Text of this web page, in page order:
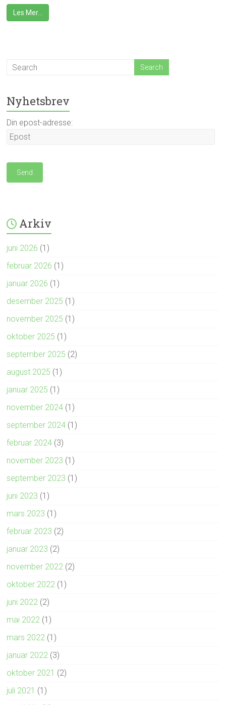
Les Mer…
Nyhetsbrev
Din epost-adresse:
Arkiv
juni 2026 (1)
februar 2026 (1)
januar 2026 (1)
desember 2025 (1)
november 2025 (1)
oktober 2025 (1)
september 2025 (2)
august 2025 (1)
januar 2025 (1)
november 2024 (1)
september 2024 (1)
februar 2024 (3)
november 2023 (1)
september 2023 (1)
juni 2023 (1)
mars 2023 (1)
februar 2023 (2)
januar 2023 (2)
november 2022 (2)
oktober 2022 (1)
juni 2022 (2)
mai 2022 (1)
mars 2022 (1)
januar 2022 (3)
oktober 2021 (2)
juli 2021 (1)